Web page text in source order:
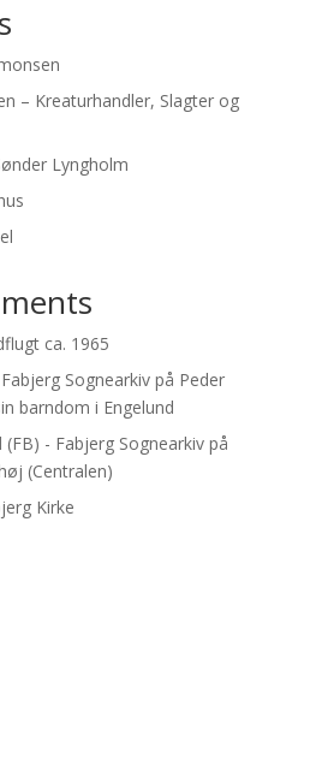
– Kreaturhandler, Slagter og
Lyngholm
ca. 1965
Sognearkivpå Peder
barndom i Engelund
- Fabjerg Sognearkivpå
(Centralen)
Kirke